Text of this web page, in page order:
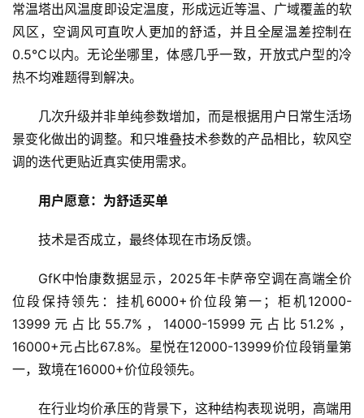
常温塔出风温度即设定温度，形成远近等温、广域覆盖的软
风区，空调风可直吹人更加的舒适，并且全屋温差控制在
0.5℃以内。无论坐哪里，体感几乎一致，开放式户型的冷
热不均难题得到解决。
几次升级并非单纯参数增加，而是根据用户日常生活场
景变化做出的调整。和只堆叠技术参数的产品相比，软风空
调的迭代更贴近真实使用需求。
用户愿意：为舒适买单
技术是否成立，最终体现在市场反馈。
GfK中怡康数据显示，2025年卡萨帝空调在高端全价
位段保持领先：挂机6000+价位段第一；柜机12000-
13999元占比55.7%，14000-15999元占比51.2%，
16000+元占比67.8%。星悦在12000-13999价位段销量第
一，致境在16000+价位段领先。
在行业均价承压的背景下，这种结构表现说明，高端用